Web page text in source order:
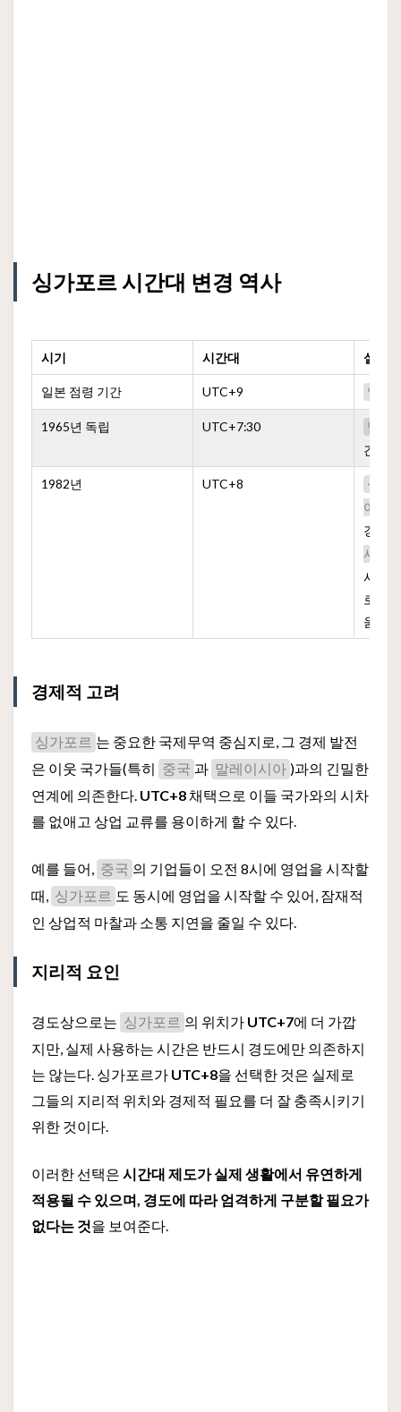
싱가포르 시간대 변경 역사
시기 시간대 설명
일본 점령 기간 UTC+9 일본
1965년 독립 UTC+7:30 말레
간대
1982년 UTC+8
싱가
아
경,
시아
사회
로 인
움을
경제적 고려
싱가포르 는 중요한 국제무역 중심지로, 그 경제 발전
은 이웃 국가들(특히 중국 과 말레이시아 )과의 긴밀한
연계에 의존한다. UTC+8 채택으로 이들 국가와의 시차
를 없애고 상업 교류를 용이하게 할 수 있다.
예를 들어, 중국 의 기업들이 오전 8시에 영업을 시작할
때, 싱가포르 도 동시에 영업을 시작할 수 있어, 잠재적
인 상업적 마찰과 소통 지연을 줄일 수 있다.
지리적 요인
경도상으로는 싱가포르 의 위치가 UTC+7에 더 가깝
지만, 실제 사용하는 시간은 반드시 경도에만 의존하지
는 않는다. 싱가포르가 UTC+8을 선택한 것은 실제로
그들의 지리적 위치와 경제적 필요를 더 잘 충족시키기
위한 것이다.
이러한 선택은 시간대 제도가 실제 생활에서 유연하게
적용될 수 있으며, 경도에 따라 엄격하게 구분할 필요가
없다는 것을 보여준다.